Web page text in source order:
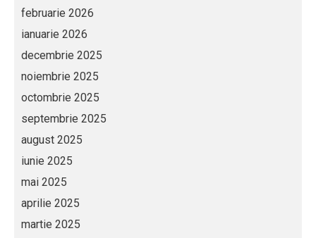
februarie 2026
ianuarie 2026
decembrie 2025
noiembrie 2025
octombrie 2025
septembrie 2025
august 2025
iunie 2025
mai 2025
aprilie 2025
martie 2025